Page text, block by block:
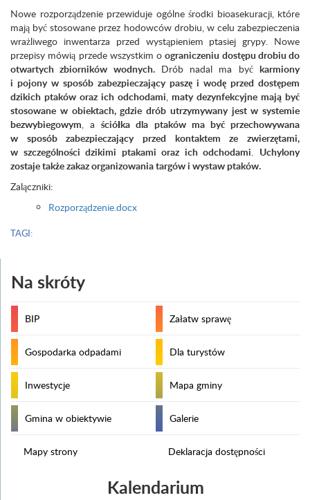
Nowe rozporządzenie przewiduje ogólne środki bioasekuracji, które
mają być stosowane przez hodowców drobiu, w celu zabezpieczenia
wrażliwego inwentarza przed wystąpieniem ptasiej grypy. Nowe
przepisy mówią przede wszystkim oograniczeniu dostępu drobiu do
otwartych zbiorników wodnych.Drób nadal ma byćkarmiony
i pojony w sposób zabezpieczający paszę i wodę przed dostępem
dzikich ptaków oraz ich odchodami,maty dezynfekcyjne mają być
stosowane w obiektach, gdzie drób utrzymywany jest w systemie
bezwybiegowym, aściółka dla ptaków ma być przechowywana
w sposób zabezpieczający przed kontaktem ze zwierzętami,
w szczególności dzikimi ptakami oraz ich odchodami. Uchylony
zostaje także zakaz organizowania targów i wystaw ptaków.
Zalączniki:
Rozporządzenie.docx
TAGI:
Na skróty
BIP Załatw sprawę
Gospodarka odpadami Dla turystów
Inwestycje Mapa gminy
Gmina w obiektywie Galerie
Mapy strony Deklaracja dostępności
Kalendarium